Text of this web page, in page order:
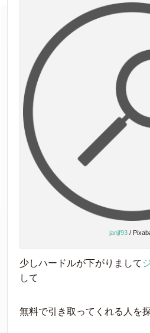
janjf93/
少しハードルが下がりまして
して
無料で引き取ってくれる人を